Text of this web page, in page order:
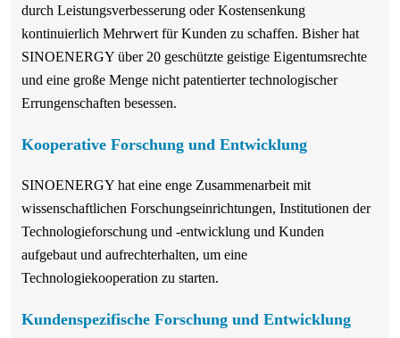
durch Leistungsverbesserung oder Kostensenkung
kontinuierlich Mehrwert für Kunden zu schaffen. Bisher hat
SINOENERGY über 20 geschützte geistige Eigentumsrechte
und eine große Menge nicht patentierter technologischer
Errungenschaften besessen.
Kooperative Forschung und Entwicklung
SINOENERGY hat eine enge Zusammenarbeit mit
wissenschaftlichen Forschungseinrichtungen, Institutionen der
Technologieforschung und -entwicklung und Kunden
aufgebaut und aufrechterhalten, um eine
Technologiekooperation zu starten.
Kundenspezifische Forschung und Entwicklung